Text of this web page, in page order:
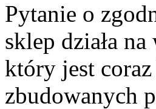
Pytanie o
sklep działa
który jest
zbudowanych